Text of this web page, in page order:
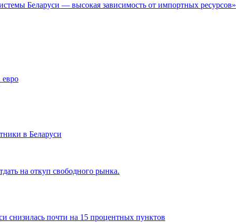
Беларуси — высокая зависимость от импортных ресурсов»
в Беларуси
на откуп свободного рынка.
снизилась почти на 15 процентных пунктов